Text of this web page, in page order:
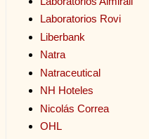
Laboratorios Rovi
Liberbank
Natra
Natraceutical
NH Hoteles
Nicolás Correa
OHL